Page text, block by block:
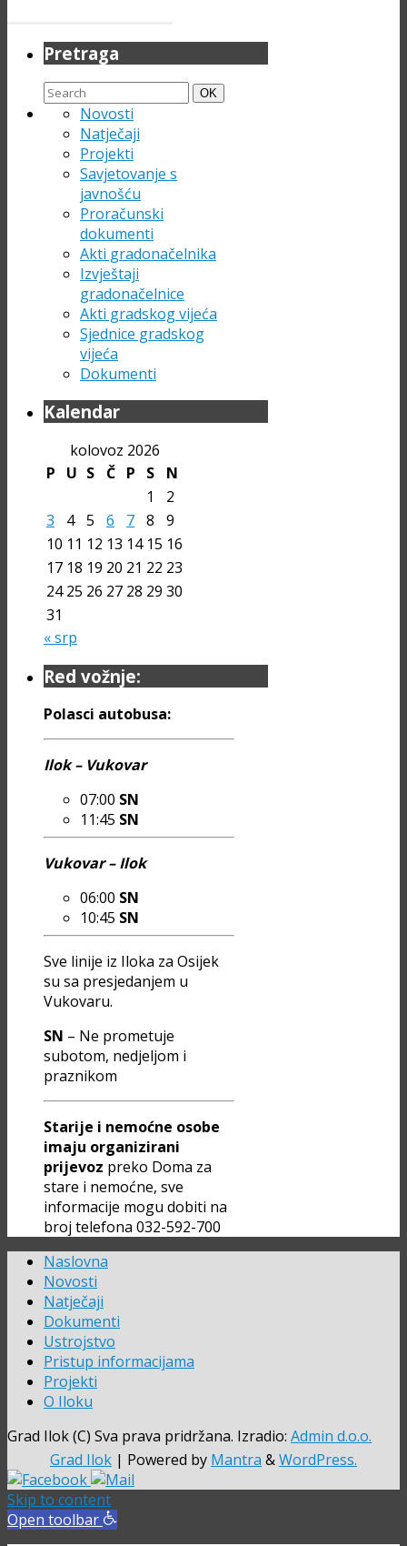
Pretraga
Search
for:
Search
OK
Novosti
Natječaji
Projekti
Savjetovanje s
javnošću
Proračunski
dokumenti
Akti gradonačelnika
Izvještaji
gradonačelnice
Akti gradskog vijeća
Sjednice gradskog
vijeća
Dokumenti
Kalendar
kolovoz 2026
P
U S Č P S
N
1
2
3
4 5 6 7 8
9
10 11 12 13 14 15 16
17 18 19 20 21 22 23
24 25 26 27 28 29 30
31
« srp
Red vožnje:
Polasci autobusa:
Ilok – Vukovar
07:00 SN
11:45 SN
Vukovar – Ilok
06:00 SN
10:45 SN
Sve linije iz Iloka za Osijek
su sa presjedanjem u
Vukovaru.
SN – Ne prometuje
subotom, nedjeljom i
praznikom
Starije i nemoćne osobe
imaju organizirani
prijevoz preko Doma za
stare i nemoćne, sve
informacije mogu dobiti na
broj telefona 032-592-700
Naslovna
Novosti
Natječaji
Dokumenti
Ustrojstvo
Pristup informacijama
Projekti
O Iloku
Grad Ilok (C) Sva prava pridržana. Izradio: Admin d.o.o.
Grad Ilok | Powered by Mantra &WordPress.
Skip to content
Open toolbar